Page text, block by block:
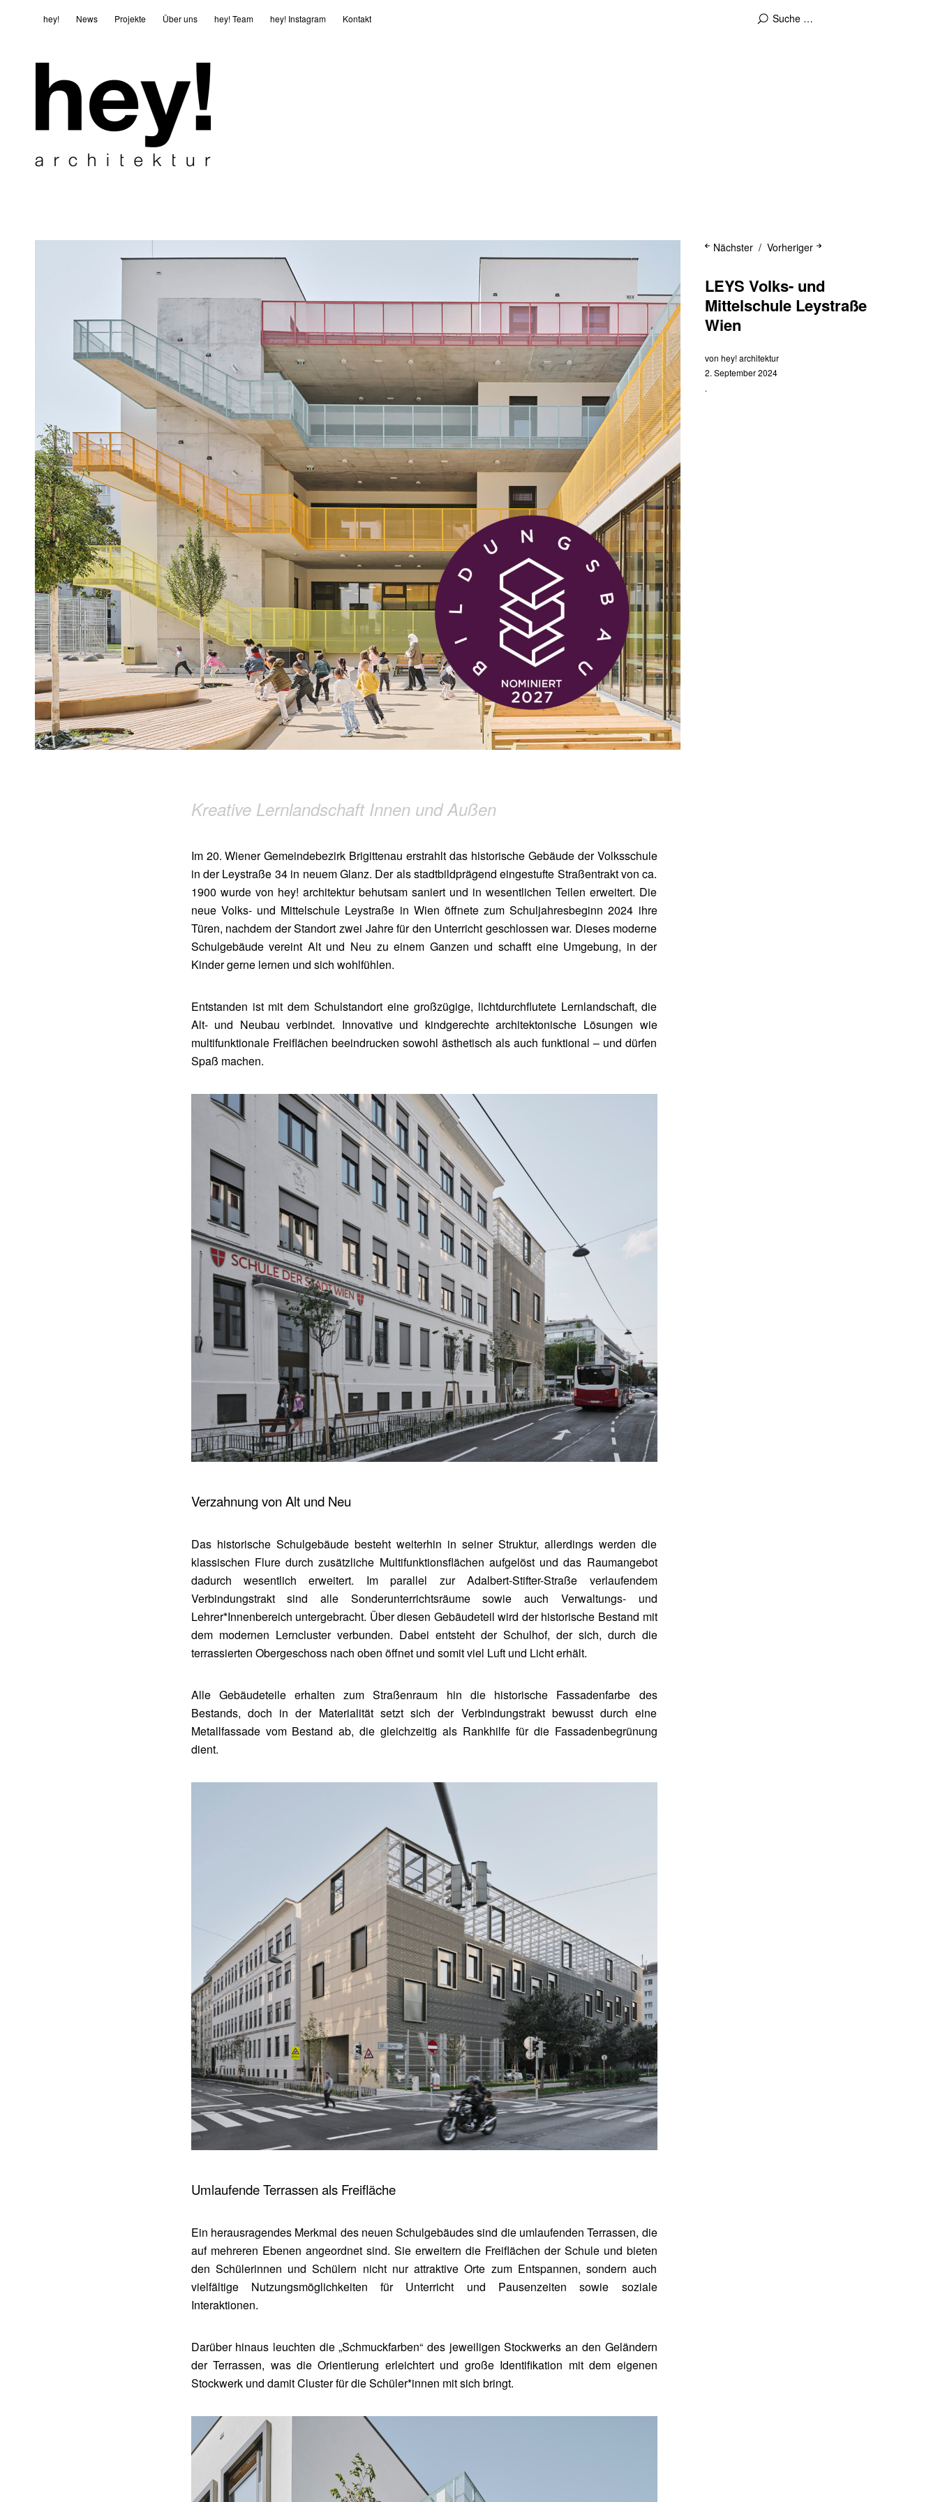
hey! News Projekte Über uns hey! Team hey! Instagram Kontakt
Vorheriger
Nächster
LEYS Volks- und
Mittelschule Leystraße
Wien
von hey! architektur
2. September 2024
.
Kreative Lernlandschaft Innen und Außen
Im 20. Wiener Gemeindebezirk Brigittenau erstrahlt das historische Gebäude der Volksschule
in der Leystraße 34 in neuem Glanz. Der als stadtbildprägend eingestufte Straßentrakt von ca.
1900 wurde von hey! architektur behutsam saniert und in wesentlichen Teilen erweitert. Die
neue Volks- und Mittelschule Leystraße in Wien öffnete zum Schuljahresbeginn 2024 ihre
Türen, nachdem der Standort zwei Jahre für den Unterricht geschlossen war. Dieses moderne
Schulgebäude vereint Alt und Neu zu einem Ganzen und schafft eine Umgebung, in der
Kinder gerne lernen und sich wohlfühlen.
Entstanden ist mit dem Schulstandort eine großzügige, lichtdurchflutete Lernlandschaft, die
Alt- und Neubau verbindet. Innovative und kindgerechte architektonische Lösungen wie
multifunktionale Freiflächen beeindrucken sowohl ästhetisch als auch funktional – und dürfen
Spaß machen.
Verzahnung von Alt und Neu
Das historische Schulgebäude besteht weiterhin in seiner Struktur, allerdings werden die
klassischen Flure durch zusätzliche Multifunktionsflächen aufgelöst und das Raumangebot
dadurch wesentlich erweitert. Im parallel zur Adalbert-Stifter-Straße verlaufendem
Verbindungstrakt sind alle Sonderunterrichtsräume sowie auch Verwaltungs- und
Lehrer*Innenbereich untergebracht. Über diesen Gebäudeteil wird der historische Bestand mit
dem modernen Lerncluster verbunden. Dabei entsteht der Schulhof, der sich, durch die
terrassierten Obergeschoss nach oben öffnet und somit viel Luft und Licht erhält.
Alle Gebäudeteile erhalten zum Straßenraum hin die historische Fassadenfarbe des
Bestands, doch in der Materialität setzt sich der Verbindungstrakt bewusst durch eine
Metallfassade vom Bestand ab, die gleichzeitig als Rankhilfe für die Fassadenbegrünung
dient.
Umlaufende Terrassen als Freifläche
Ein herausragendes Merkmal des neuen Schulgebäudes sind die umlaufenden Terrassen, die
auf mehreren Ebenen angeordnet sind. Sie erweitern die Freiflächen der Schule und bieten
den Schülerinnen und Schülern nicht nur attraktive Orte zum Entspannen, sondern auch
vielfältige Nutzungsmöglichkeiten für Unterricht und Pausenzeiten sowie soziale
Interaktionen.
Darüber hinaus leuchten die „Schmuckfarben“ des jeweiligen Stockwerks an den Geländern
der Terrassen, was die Orientierung erleichtert und große Identifikation mit dem eigenen
Stockwerk und damit Cluster für die Schüler*innen mit sich bringt.